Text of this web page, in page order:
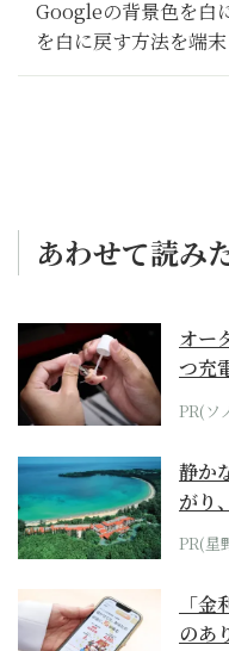
Googleの背景色を白
を白に戻す方法を端
基本のき】
あわせて読み
オー
つ充
PR(ソ
静か
がり
ホテ
PR(星
「
のあ